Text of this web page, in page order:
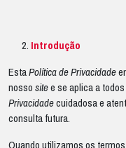
Introdução
EstaPolítica de Privacidade
nossositee se aplica a
Privacidadecuidadosa e
consulta futura.
Quando utilizamos os termos